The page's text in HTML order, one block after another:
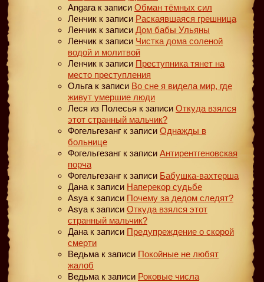
Angara к записи Обман тёмных сил
Ленчик к записи Раскаявшаяся грешница
Ленчик к записи Дом бабы Ульяны
Ленчик к записи Чистка дома соленой
водой и молитвой
Ленчик к записи Преступника тянет на
место преступления
Ольга к записи Во сне я видела мир, где
живут умершие люди
Леся из Полесья к записи Откуда взялся
этот странный мальчик?
Фогельгезанг к записи Однажды в
больнице
Фогельгезанг к записи Антирентгеновская
порча
Фогельгезанг к записи Бабушка-вахтерша
Дана к записи Наперекор судьбе
Asya к записи Почему за дедом следят?
Asya к записи Откуда взялся этот
странный мальчик?
Дана к записи Предупреждение о скорой
смерти
Ведьма к записи Покойные не любят
жалоб
Ведьма к записи Роковые числа